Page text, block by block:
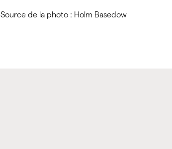
Source de la photo : Holm Basedow